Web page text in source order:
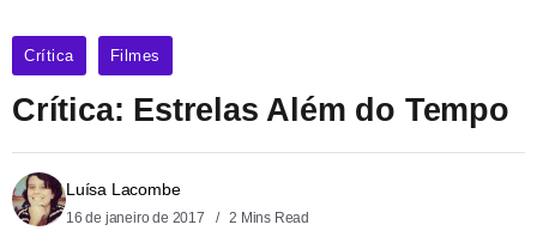
Crítica Filmes
Crítica: Estrelas Além do Tempo
Luísa Lacombe
16 de janeiro de 2017 2 Mins Read